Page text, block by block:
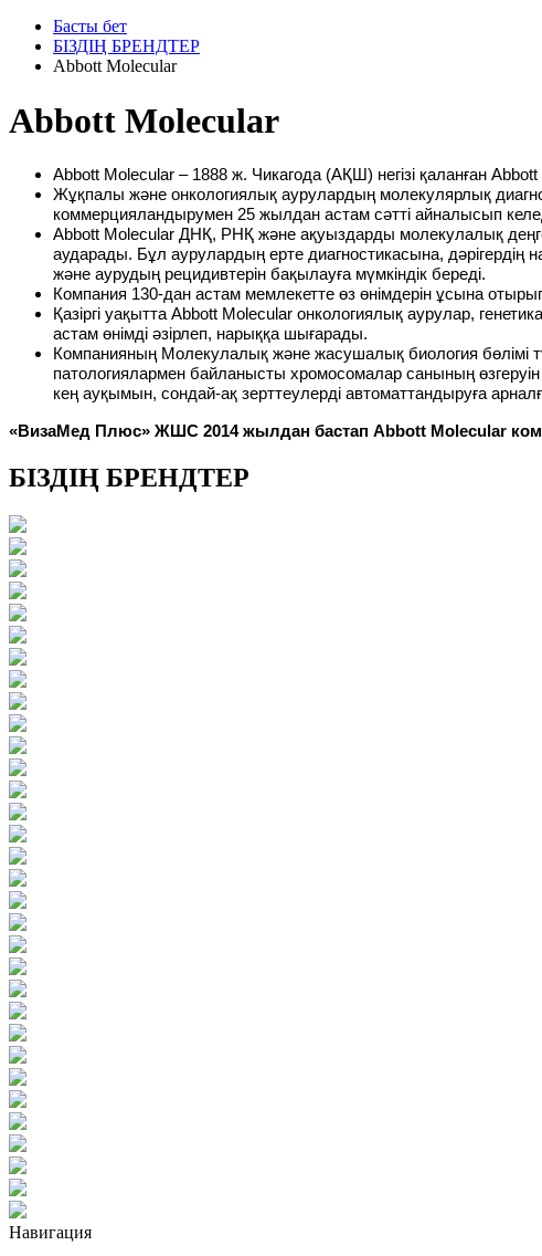
Басты бет
БІЗДІҢ БРЕНДТЕР
Abbott Molecular
Abbott Molecular
Abbott Molecular – 1888 ж. Чикагода (АҚШ) негізі қаланған Abbott
Жұқпалы және онкологиялық аурулардың молекулярлық
коммерцияландырумен 25 жылдан астам сәтті айналысып
Abbott Molecular ДНҚ, РНҚ және ақуыздарды молекулалық
аударады. Бұл аурулардың ерте диагностикасына, дәрігердің
және аурудың рецидивтерін бақылауға мүмкіндік береді.
Компания 130-дан астам мемлекетте өз өнімдерін ұсына
Қазіргі уақытта Abbott Molecular онкологиялық аурулар,
астам өнімді әзірлеп, нарыққа шығарады.
Компанияның Молекулалық және жасушалық биология бөлімі
патологиялармен байланысты хромосомалар санының
кең ауқымын, сондай-ақ зерттеулерді автоматтандыруға
«ВизаМед Плюс» ЖШС 2014 жылдан бастап Abbott Molecular
БІЗДІҢ БРЕНДТЕР
Навигация